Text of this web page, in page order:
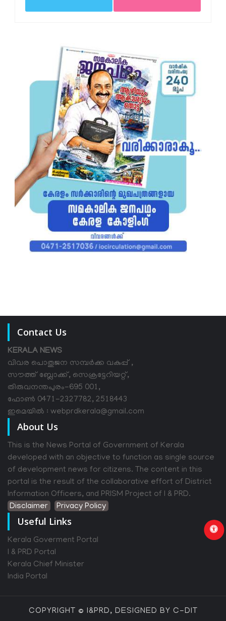
Contact Us
KERALA NEWS
വിവര പൊതുജന സമ്പര്‍ക്ക വകുപ്പ് ,
സൗത്ത് ബ്ലോക്ക്, സെക്രട്ടേറിയറ്റ്,
തിരുവനന്തപുരം-695 001,
ഫോൺ 0471-2327782, 2518443
ഇമെയിൽ : webprdkerala@gmail.com
About Us
This is the News Portal of Government of Kerala
developed with an objective to function as single source
of development news for citizens. The content in this
portal is the result of the collaborative effort of District
Information Officers, and PRISM Project of I & PRD.
Disclaimer
Privacy Policy
Useful Links
Kerala Goverment Portal
I & PRD Portal
Kerala Chief Minister
India Portal
COPYRIGHT © I&PRD, DESIGNED BY C-DIT